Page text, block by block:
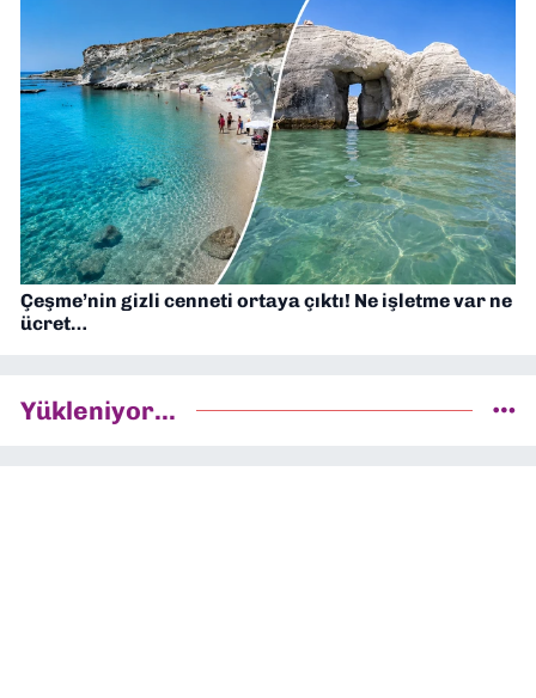
Çeşme’nin gizli cenneti ortaya çıktı! Ne işletme var ne
ücret…
Yükleniyor...